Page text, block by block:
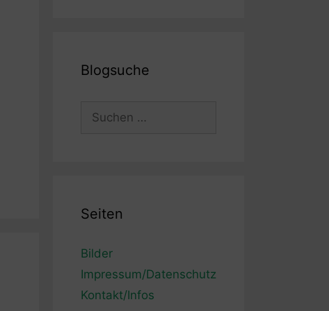
Blogsuche
Seiten
Bilder
Impressum/Datenschutz
Kontakt/Infos